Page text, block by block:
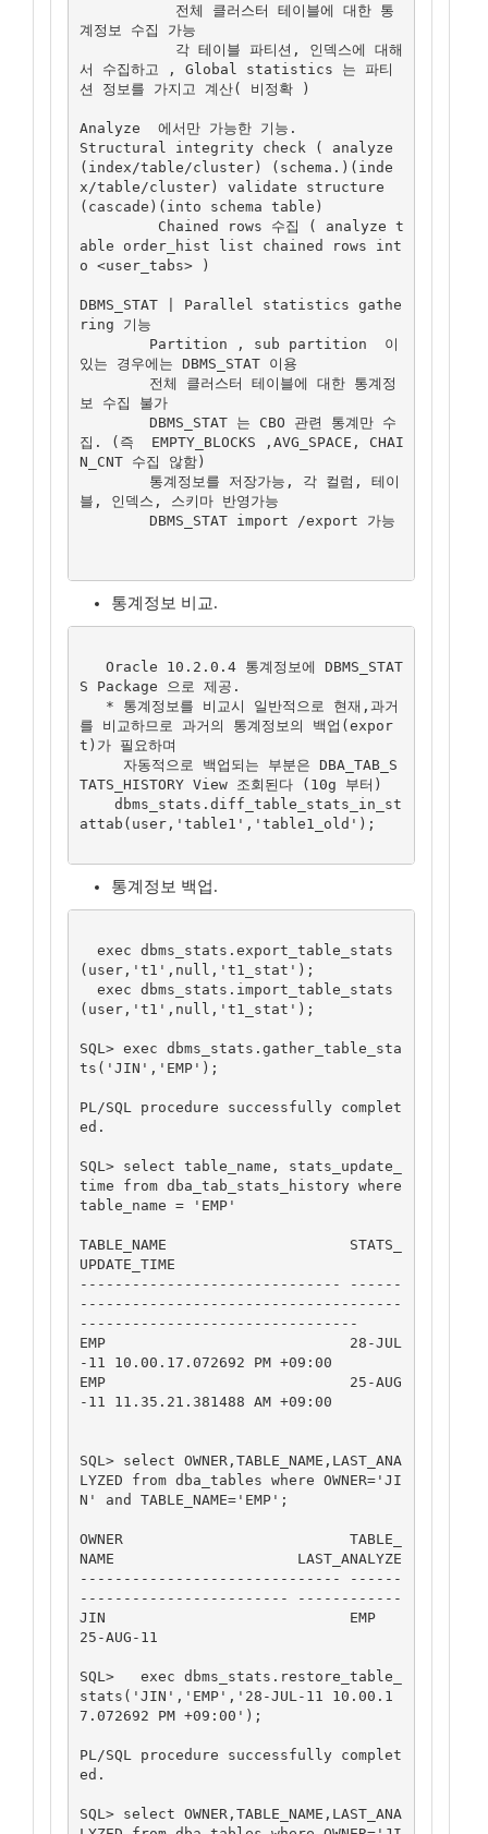
계정보 수집 가능
서 수집하고 , Global statistics 는 파티
션 정보를 가지고 계산( 비정확 )
Analyze  에서만 가능한 기능.
Structural integrity check ( analyze
(index/table/cluster) (schema.)(inde
x/table/cluster) validate structure
(cascade)(into schema table)
able order_hist list chained rows int
o <user_tabs> )
DBMS_STAT | Parallel statistics gathe
ring 기능
있는 경우에는 DBMS_STAT 이용
보 수집 불가
집. (즉  EMPTY_BLOCKS ,AVG_SPACE, CHAI
N_CNT 수집 않함)
블, 인덱스, 스키마 반영가능
통계정보 비교.
S Package 으로 제공.
를 비교하므로 과거의 통계정보의 백업(expor
t)가 필요하며
TATS_HISTORY View 조회된다 (10g 부터)
attab(user,'table1','table1_old');
통계정보 백업.
(user,'t1',null,'t1_stat');
(user,'t1',null,'t1_stat');
SQL> exec dbms_stats.gather_table_sta
ts('JIN','EMP');
PL/SQL procedure successfully complet
ed.
SQL> select table_name, stats_update_
time from dba_tab_stats_history where
table_name = 'EMP'
TABLE_NAME                     STATS_
UPDATE_TIME
------------------------------ ------
-------------------------------------
--------------------------------
EMP                            28-JUL
-11 10.00.17.072692 PM +09:00
EMP                            25-AUG
-11 11.35.21.381488 AM +09:00
SQL> select OWNER,TABLE_NAME,LAST_ANA
LYZED from dba_tables where OWNER='JI
N' and TABLE_NAME='EMP';
OWNER                          TABLE_
NAME                     LAST_ANALYZE
------------------------------ ------
------------------------ ------------
JIN                            EMP
25-AUG-11
SQL>   exec dbms_stats.restore_table_
stats('JIN','EMP','28-JUL-11 10.00.1
7.072692 PM +09:00');
PL/SQL procedure successfully complet
ed.
SQL> select OWNER,TABLE_NAME,LAST_ANA